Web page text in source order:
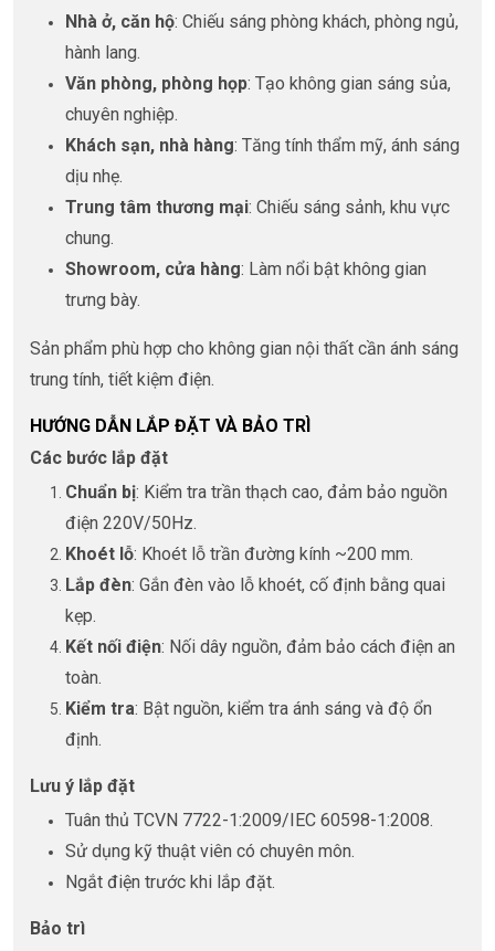
Nhà ở, căn hộ: Chiếu sáng phòng khách, phòng ngủ,
hành lang.
Văn phòng, phòng họp: Tạo không gian sáng sủa,
chuyên nghiệp.
Khách sạn, nhà hàng: Tăng tính thẩm mỹ, ánh sáng
dịu nhẹ.
Trung tâm thương mại: Chiếu sáng sảnh, khu vực
chung.
Showroom, cửa hàng: Làm nổi bật không gian
trưng bày.
Sản phẩm phù hợp cho không gian nội thất cần ánh sáng
trung tính, tiết kiệm điện.
HƯỚNG DẪN LẮP ĐẶT VÀ BẢO TRÌ
Các bước lắp đặt
Chuẩn bị: Kiểm tra trần thạch cao, đảm bảo nguồn
điện 220V/50Hz.
Khoét lỗ: Khoét lỗ trần đường kính ~200 mm.
Lắp đèn: Gắn đèn vào lỗ khoét, cố định bằng quai
kẹp.
Kết nối điện: Nối dây nguồn, đảm bảo cách điện an
toàn.
Kiểm tra: Bật nguồn, kiểm tra ánh sáng và độ ổn
định.
Lưu ý lắp đặt
Tuân thủ TCVN 7722-1:2009/IEC 60598-1:2008.
Sử dụng kỹ thuật viên có chuyên môn.
Ngắt điện trước khi lắp đặt.
Bảo trì